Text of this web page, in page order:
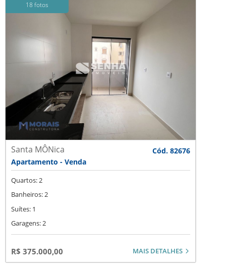
18 fotos
Santa MÔNica
Cód. 82676
Apartamento - Venda
Quartos: 2
Banheiros: 2
Suítes: 1
Garagens: 2
R$ 375.000,00 MAIS DETALHES